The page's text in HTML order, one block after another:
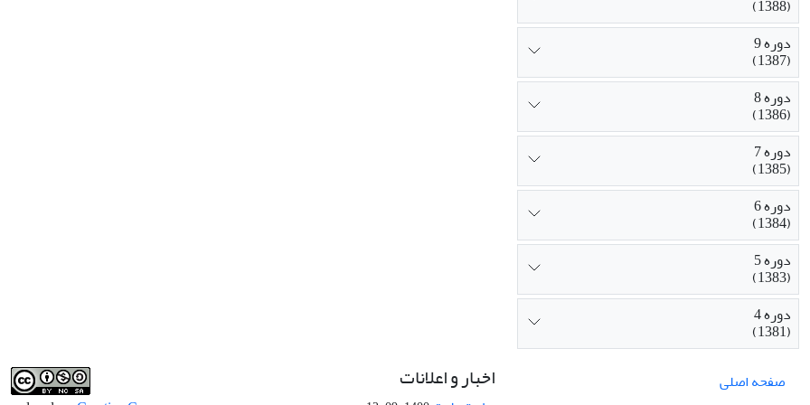
(1388)
دوره 9
(1387)
دوره 8
(1386)
دوره 7
(1385)
دوره 6
(1384)
دوره 5
(1383)
دوره 4
(1381)
صفحه اصلی
اخبار و اعلانات